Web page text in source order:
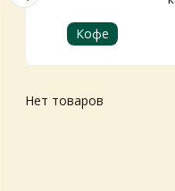
Кофе
Нет товаров